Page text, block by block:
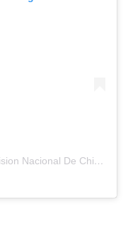
Una publicación compartida de Television Nacional De Chile (@tvn)